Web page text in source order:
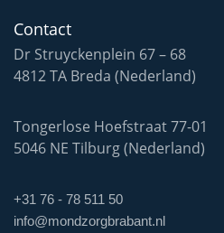
Contact
Dr Struyckenplein 67 – 68
4812 TA Breda (Nederland)
Tongerlose Hoefstraat 77-01
5046 NE Tilburg (Nederland)
+31 76 - 78 511 50
info@mondzorgbrabant.nl